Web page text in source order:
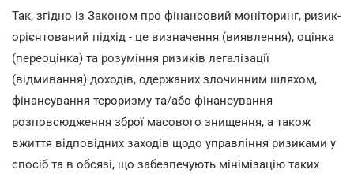
Так, згідно із Законом про фінансовий моніторинг, ризик-
орієнтований підхід - це визначення (виявлення), оцінка
(переоцінка) та розуміння ризиків легалізації
(відмивання) доходів, одержаних злочинним шляхом,
фінансування тероризму та/або фінансування
розповсюдження зброї масового знищення, а також
вжиття відповідних заходів щодо управління ризиками у
спосіб та в обсязі, що забезпечують мінімізацію таких